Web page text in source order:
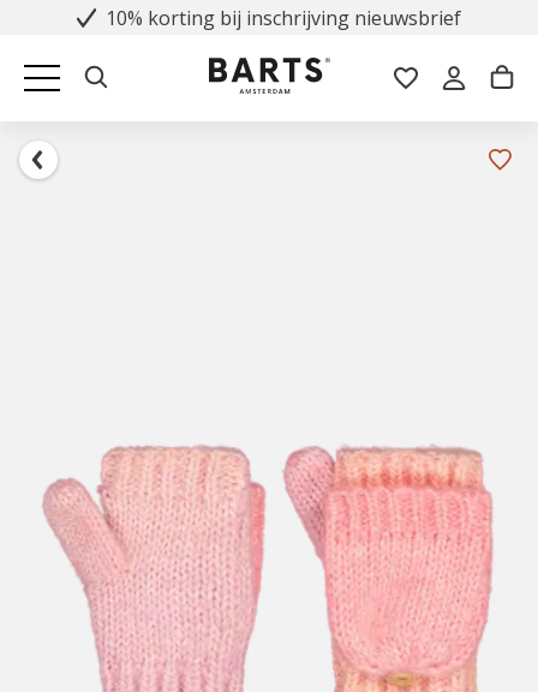
10% korting bij inschrijving nieuwsbrief